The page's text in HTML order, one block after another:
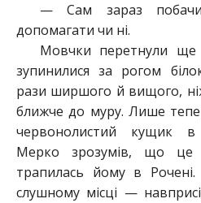
— Сам зараз
допомагати чи ні.
Мовчки перетнули ще
зупинилися за рогом
рази ширшого й вищого,
ближче до муру. Лише
червонолистий кущик в
Мерко зрозумів, що це
трапилась йому в
слушному місці —